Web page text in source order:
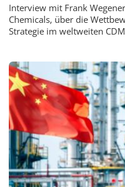
Interview mit Frank
Chemicals, über die
Strategie im weltweiten